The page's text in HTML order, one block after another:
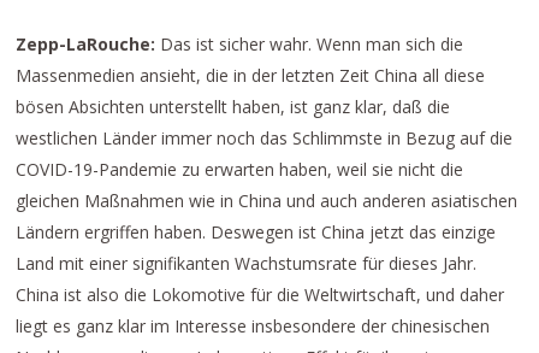
Zepp-LaRouche: Das ist sicher wahr. Wenn man sich die
Massenmedien ansieht, die in der letzten Zeit China all diese
bösen Absichten unterstellt haben, ist ganz klar, daß die
westlichen Länder immer noch das Schlimmste in Bezug auf die
COVID-19-Pandemie zu erwarten haben, weil sie nicht die
gleichen Maßnahmen wie in China und auch anderen asiatischen
Ländern ergriffen haben. Deswegen ist China jetzt das einzige
Land mit einer signifikanten Wachstumsrate für dieses Jahr.
China ist also die Lokomotive für die Weltwirtschaft, und daher
liegt es ganz klar im Interesse insbesondere der chinesischen